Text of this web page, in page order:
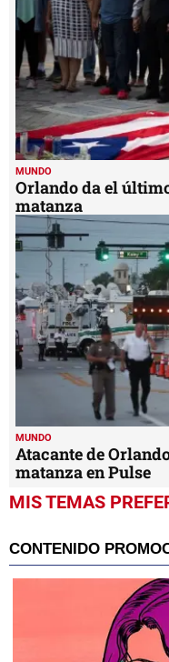
MUNDO
Orlando da el
matanza
MUNDO
Atacante de
matanza en Pulse
MIS TEMAS